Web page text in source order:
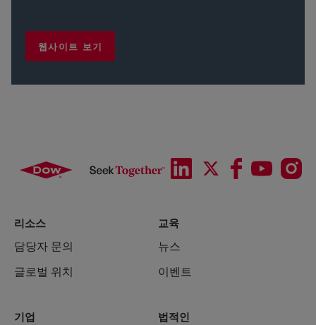
웹사이트 보기
리소스
담당자 문의
글로벌 위치
교육
뉴스
이벤트
기업 법적인